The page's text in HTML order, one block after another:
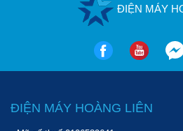
ĐIỆN MÁY
ĐIỆN MÁY HOÀNG LIÊN